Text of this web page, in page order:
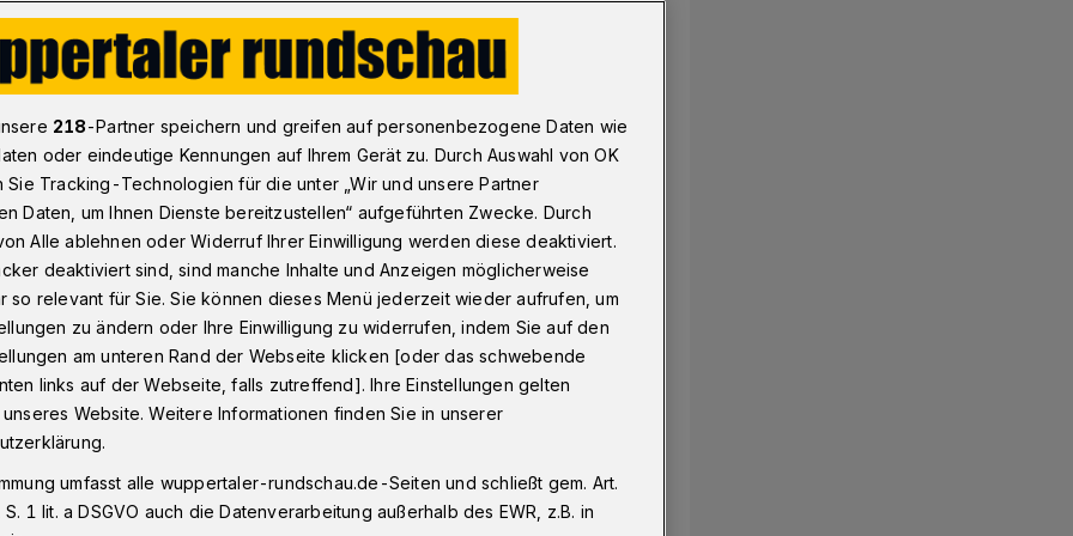
der KLUB geht
der KLUB
versteckt?" Zumindest diese Frage
Clubs "Versteck" eine Woche vor der
218-Partner speichern und greifen auf personenbezogene Daten wie
oder eindeutige Kennungen auf Ihrem Gerät zu. Durch Auswahl von OK
Sie Tracking-Technologien für die unter „Wir und unsere Partner
Daten, um Ihnen Dienste bereitzustellen“ aufgeführten Zwecke. Durch
Alle ablehnen oder Widerruf Ihrer Einwilligung werden diese deaktiviert.
deaktiviert sind, sind manche Inhalte und Anzeigen möglicherweise
so relevant für Sie. Sie können dieses Menü jederzeit wieder aufrufen, um
zu ändern oder Ihre Einwilligung zu widerrufen, indem Sie auf den
am unteren Rand der Webseite klicken [oder das schwebende
links auf der Webseite, falls zutreffend]. Ihre Einstellungen gelten
Website. Weitere Informationen finden Sie in unserer
umfasst alle wuppertaler-rundschau.de-Seiten und schließt gem. Art.
1 lit. a DSGVO auch die Datenverarbeitung außerhalb des EWR, z.B. in